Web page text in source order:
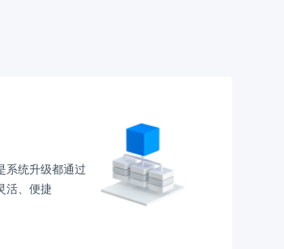
系统升级都通过
活、便捷